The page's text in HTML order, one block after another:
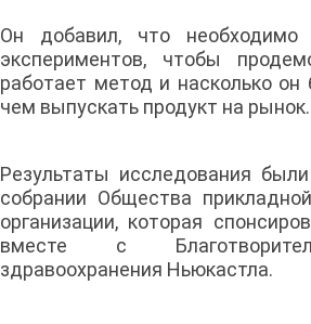
Он добавил, что необходимо
экспериментов, чтобы
работает метод и насколько он
чем выпускать продукт на рынок.
Результаты исследования
собрании Общества
организации, которая
вместе с
здравоохранения Ньюкастла.